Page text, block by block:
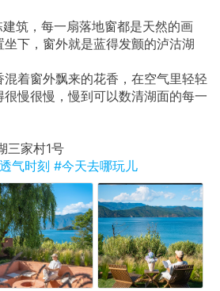
筑，每一扇落地窗都是天然的画
下，窗外就是蓝得发颤的泸沽湖
着窗外飘来的花香，在空气里轻轻
慢很慢，慢到可以数清湖面的每一
三家村1号
气时刻 #今天去哪玩儿